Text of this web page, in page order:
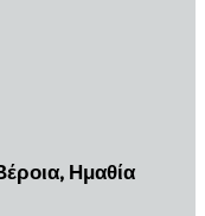
Ημαθία